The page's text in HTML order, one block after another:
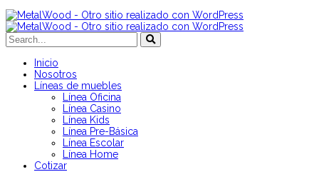
Inicio
Nosotros
Líneas de muebles
Línea Oficina
Línea Casino
Línea Kids
Línea Pre-Básica
Línea Escolar
Línea Home
Cotizar